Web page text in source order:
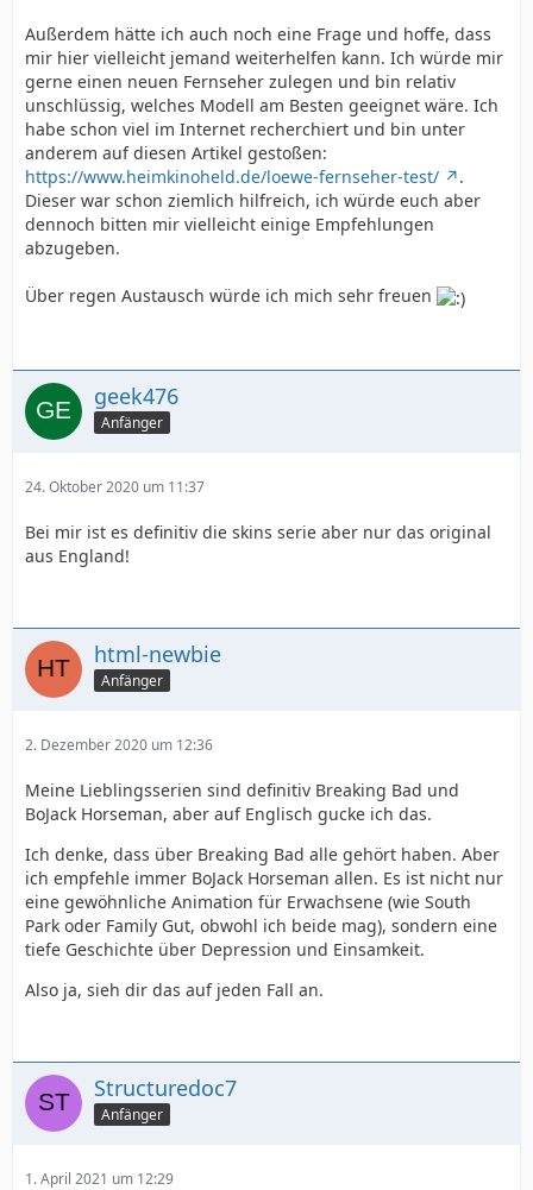
Außerdem hätte ich auch noch eine Frage und hoffe, dass
mir hier vielleicht jemand weiterhelfen kann. Ich würde mir
gerne einen neuen Fernseher zulegen und bin relativ
unschlüssig, welches Modell am Besten geeignet wäre. Ich
habe schon viel im Internet recherchiert und bin unter
anderem auf diesen Artikel gestoßen:
https://www.heimkinoheld.de/loewe-fernseher-test/
.
Dieser war schon ziemlich hilfreich, ich würde euch aber
dennoch bitten mir vielleicht einige Empfehlungen
abzugeben.
Über regen Austausch würde ich mich sehr freuen
geek476
Anfänger
24. Oktober 2020 um 11:37
Bei mir ist es definitiv die skins serie aber nur das original
aus England!
html-newbie
Anfänger
2. Dezember 2020 um 12:36
Meine Lieblingsserien sind definitiv Breaking Bad und
BoJack Horseman, aber auf Englisch gucke ich das.
Ich denke, dass über Breaking Bad alle gehört haben. Aber
ich empfehle immer BoJack Horseman allen. Es ist nicht nur
eine gewöhnliche Animation für Erwachsene (wie South
Park oder Family Gut, obwohl ich beide mag), sondern eine
tiefe Geschichte über Depression und Einsamkeit.
Also ja, sieh dir das auf jeden Fall an.
Structuredoc7
Anfänger
1. April 2021 um 12:29